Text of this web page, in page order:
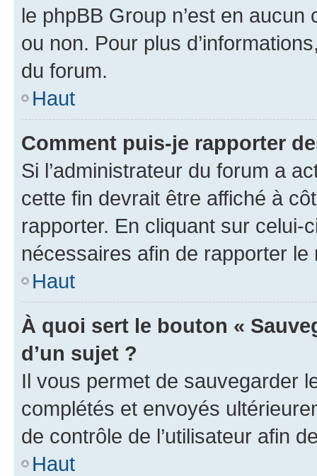
le phpBB Group n’est en
ou non. Pour plus
du forum.
Haut
Comment puis-je rapporter
Si l’administrateur du forum a
cette fin devrait être affiché à
rapporter. En cliquant sur
nécessaires afin de rapporter le
Haut
À quoi sert le bouton «
d’un sujet ?
Il vous permet de sauvegarder
complétés et envoyés
de contrôle de l’utilisateur afin
Haut